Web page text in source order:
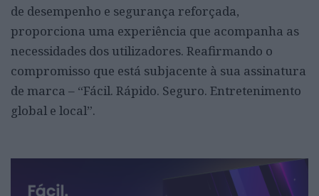
de desempenho e segurança reforçada,
proporciona uma experiência que acompanha as
necessidades dos utilizadores. Reafirmando o
compromisso que está subjacente à sua assinatura
de marca – “Fácil. Rápido. Seguro. Entretenimento
global e local”.